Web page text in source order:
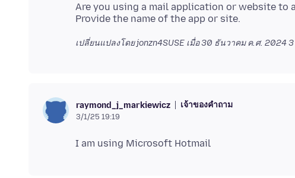
Are you using a mail application or website to
เปลี่ยนแปลงโดย jonzn4SUSE เมื่อ30 ธันวาคม ค.ศ. 2024
raymond_j_markiewicz เจ้าของคำถาม
3/1/25 19:19